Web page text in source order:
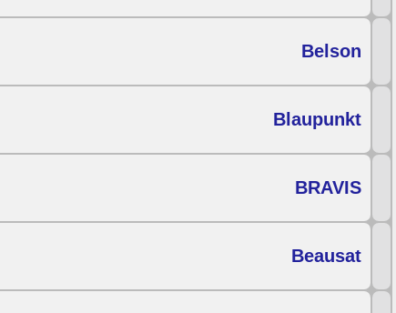
Belson
Blaupunkt
BRAVIS
Beausat